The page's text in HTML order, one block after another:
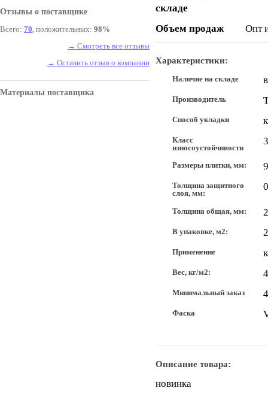
Отзывы о поставщике
Всего: 70, положительных: 98%
→ Смотреть все отзывы
→ Оставить отзыв о компании
Материалы поставщика
складе
Объем продаж Опт
Характеристики:
Наличие на складе
Производитель
Способ укладки
Класс
износоустойчивости
Размеры плитки, мм:
Толщина защитного
слоя, мм:
Толщина общая, мм:
В упаковке, м2:
Применение
Вес, кг/м2:
Минимальный заказ
Фаска
Описание товара:
новинка